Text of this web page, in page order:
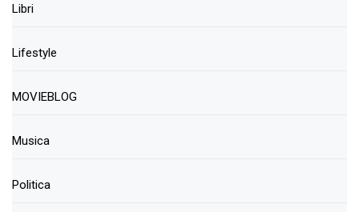
Libri
Lifestyle
MOVIEBLOG
Musica
Politica